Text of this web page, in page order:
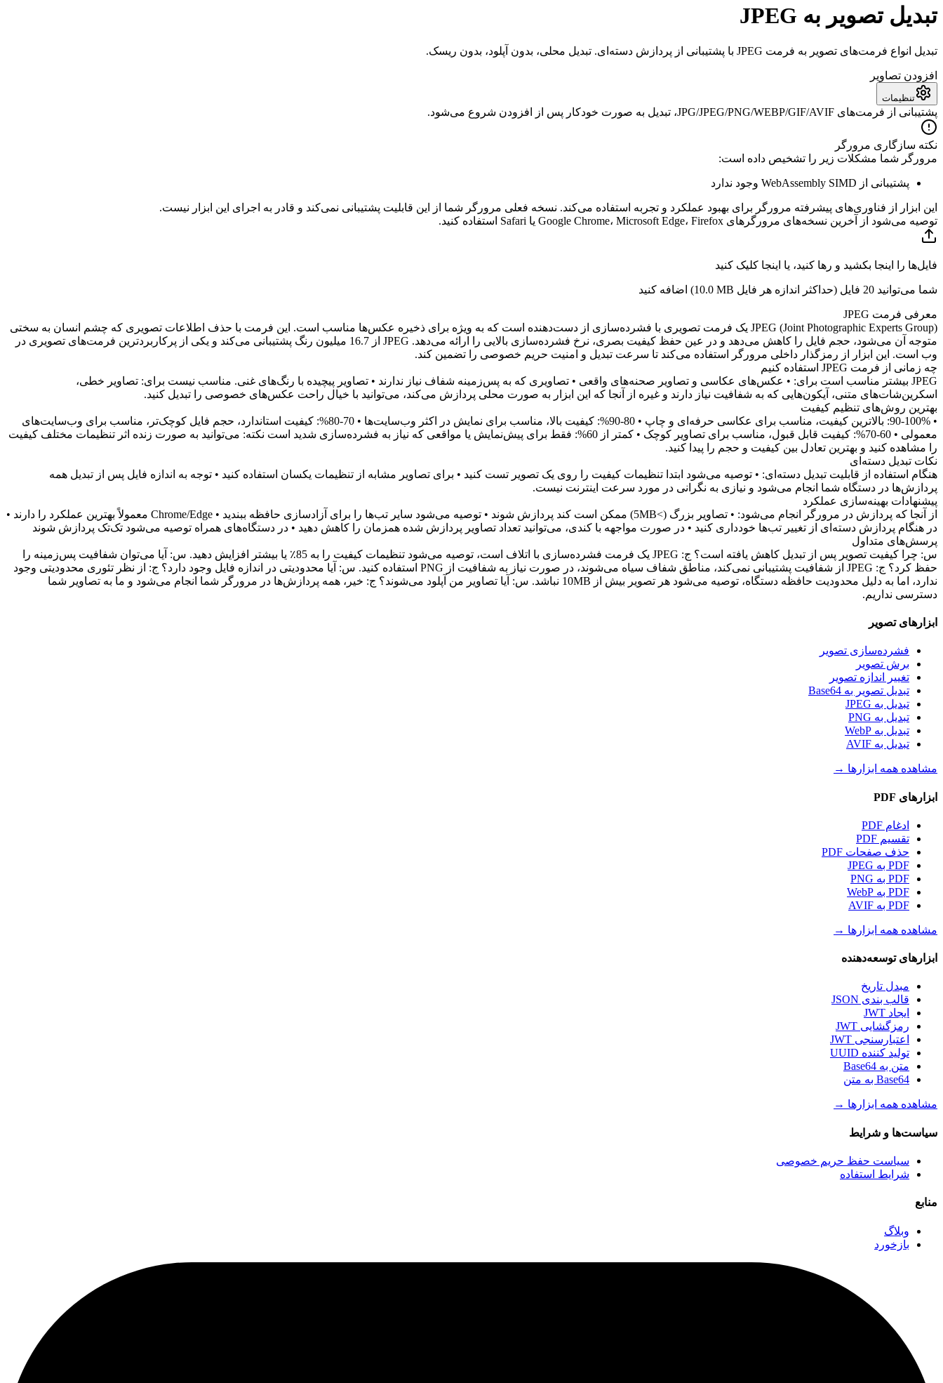
جستجوی سریع ابزارها
تبدیل تصویر به JPEG
تبدیل انواع فرمت‌های تصویر به فرمت JPEG با پشتیبانی از پردازش دسته‌ای. تبدیل محلی، بدون آپلود، بدون ریسک.
افزودن تصاویر
تنظیمات
پشتیبانی از فرمت‌های JPG/JPEG/PNG/WEBP/GIF/AVIF، تبدیل به صورت خودکار پس از افزودن شروع می‌شود.
نکته سازگاری مرورگر
مرورگر شما مشکلات زیر را تشخیص داده است:
پشتیبانی از WebAssembly SIMD وجود ندارد
این ابزار از فناوری‌های پیشرفته مرورگر برای بهبود عملکرد و تجربه استفاده می‌کند. نسخه فعلی مرورگر شما از این قابلیت پشتیبانی نمی‌کند و قادر به اجرای این ابزار نیست.
توصیه می‌شود از آخرین نسخه‌های مرورگرهای Google Chrome، Microsoft Edge، Firefox یا Safari استفاده کنید.
فایل‌ها را اینجا بکشید و رها کنید، یا اینجا کلیک کنید
شما می‌توانید 20 فایل (حداکثر اندازه هر فایل 10.0 MB) اضافه کنید
معرفی فرمت JPEG
JPEG (Joint Photographic Experts Group) یک فرمت تصویری با فشرده‌سازی از دست‌دهنده است که به ویژه برای ذخیره عکس‌ها مناسب است. این فرمت با حذف اطلاعات تصویری که چشم انسان به سختی
متوجه آن می‌شود، حجم فایل را کاهش می‌دهد و در عین حفظ کیفیت بصری، نرخ فشرده‌سازی بالایی را ارائه می‌دهد. JPEG از 16.7 میلیون رنگ پشتیبانی می‌کند و یکی از پرکاربردترین فرمت‌های تصویری در
وب است. این ابزار از رمزگذار داخلی مرورگر استفاده می‌کند تا سرعت تبدیل و امنیت حریم خصوصی را تضمین کند.
چه زمانی از فرمت JPEG استفاده کنیم
JPEG بیشتر مناسب است برای: • عکس‌های عکاسی و تصاویر صحنه‌های واقعی • تصاویری که به پس‌زمینه شفاف نیاز ندارند • تصاویر پیچیده با رنگ‌های غنی. مناسب نیست برای: تصاویر خطی،
اسکرین‌شات‌های متنی، آیکون‌هایی که به شفافیت نیاز دارند و غیره از آنجا که این ابزار به صورت محلی پردازش می‌کند، می‌توانید با خیال راحت عکس‌های خصوصی را تبدیل کنید.
بهترین روش‌های تنظیم کیفیت
• 90-100%: بالاترین کیفیت، مناسب برای عکاسی حرفه‌ای و چاپ • 80-90%: کیفیت بالا، مناسب برای نمایش در اکثر وب‌سایت‌ها • 70-80%: کیفیت استاندارد، حجم فایل کوچک‌تر، مناسب برای وب‌سایت‌های
معمولی • 60-70%: کیفیت قابل قبول، مناسب برای تصاویر کوچک • کمتر از 60%: فقط برای پیش‌نمایش یا مواقعی که نیاز به فشرده‌سازی شدید است نکته: می‌توانید به صورت زنده اثر تنظیمات مختلف کیفیت
را مشاهده کنید و بهترین تعادل بین کیفیت و حجم را پیدا کنید.
نکات تبدیل دسته‌ای
هنگام استفاده از قابلیت تبدیل دسته‌ای: • توصیه می‌شود ابتدا تنظیمات کیفیت را روی یک تصویر تست کنید • برای تصاویر مشابه از تنظیمات یکسان استفاده کنید • توجه به اندازه فایل پس از تبدیل همه
پردازش‌ها در دستگاه شما انجام می‌شود و نیازی به نگرانی در مورد سرعت اینترنت نیست.
پیشنهادات بهینه‌سازی عملکرد
از آنجا که پردازش در مرورگر انجام می‌شود: • تصاویر بزرگ (>5MB) ممکن است کند پردازش شوند • توصیه می‌شود سایر تب‌ها را برای آزادسازی حافظه ببندید • Chrome/Edge معمولاً بهترین عملکرد را دارند •
در هنگام پردازش دسته‌ای از تغییر تب‌ها خودداری کنید • در صورت مواجهه با کندی، می‌توانید تعداد تصاویر پردازش شده همزمان را کاهش دهید • در دستگاه‌های همراه توصیه می‌شود تک‌تک پردازش شوند
پرسش‌های متداول
س: چرا کیفیت تصویر پس از تبدیل کاهش یافته است؟ ج: JPEG یک فرمت فشرده‌سازی با اتلاف است، توصیه می‌شود تنظیمات کیفیت را به 85٪ یا بیشتر افزایش دهید. س: آیا می‌توان شفافیت پس‌زمینه را
حفظ کرد؟ ج: JPEG از شفافیت پشتیبانی نمی‌کند، مناطق شفاف سیاه می‌شوند، در صورت نیاز به شفافیت از PNG استفاده کنید. س: آیا محدودیتی در اندازه فایل وجود دارد؟ ج: از نظر تئوری محدودیتی وجود
ندارد، اما به دلیل محدودیت حافظه دستگاه، توصیه می‌شود هر تصویر بیش از 10MB نباشد. س: آیا تصاویر من آپلود می‌شوند؟ ج: خیر، همه پردازش‌ها در مرورگر شما انجام می‌شود و ما به تصاویر شما
دسترسی نداریم.
ابزارهای تصویر
فشرده‌سازی تصویر
برش تصویر
تغییر اندازه تصویر
تبدیل تصویر به Base64
تبدیل به JPEG
تبدیل به PNG
تبدیل به WebP
تبدیل به AVIF
مشاهده همه ابزارها →
ابزارهای PDF
ادغام PDF
تقسیم PDF
حذف صفحات PDF
PDF به JPEG
PDF به PNG
PDF به WebP
PDF به AVIF
مشاهده همه ابزارها →
ابزارهای توسعه‌دهنده
مبدل تاریخ
قالب بندی JSON
ایجاد JWT
رمزگشایی JWT
اعتبارسنجی JWT
تولید کننده UUID
متن به Base64
Base64 به متن
مشاهده همه ابزارها →
سیاست‌ها و شرایط
سیاست حفظ حریم خصوصی
شرایط استفاده
منابع
وبلاگ
بازخورد